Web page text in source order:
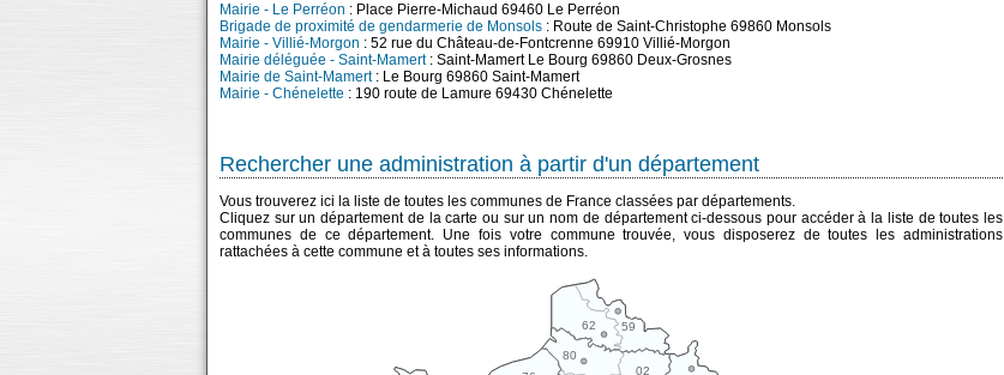
Mairie - Le Perréon : Place Pierre-Michaud 69460 Le Perréon
Brigade de proximité de gendarmerie de Monsols : Route de Saint-Christophe 69860 Monsols
Mairie - Villié-Morgon : 52 rue du Château-de-Fontcrenne 69910 Villié-Morgon
Mairie déléguée - Saint-Mamert: Saint-Mamert Le Bourg 69860 Deux-Grosnes
Mairie de Saint-Mamert: Le Bourg 69860 Saint-Mamert
Mairie - Chénelette : 190 route de Lamure 69430 Chénelette
Rechercher une administration à partir d'un département
Vous trouverez ici la liste de toutes les communes de France classées par départements.
Cliquez sur un département de la carte ou sur un nom de département ci-dessous pour accéder à la liste de toutes les
communes de ce département. Une fois votre commune trouvée, vous disposerez de toutes les administrations
rattachées à cette commune et à toutes ses informations.
59
62
02
80